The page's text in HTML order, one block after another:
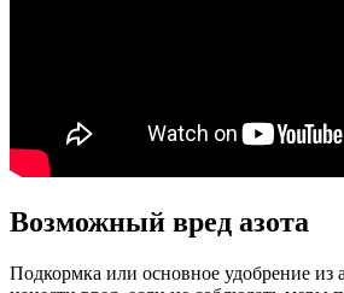
Возможный вред азота
Подкормка или основное удобрение из